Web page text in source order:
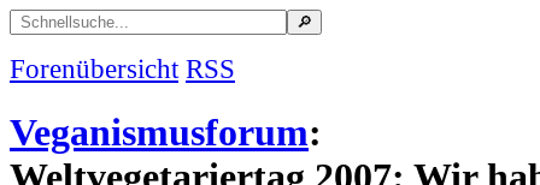
Forenübersicht RSS
Veganismusforum: